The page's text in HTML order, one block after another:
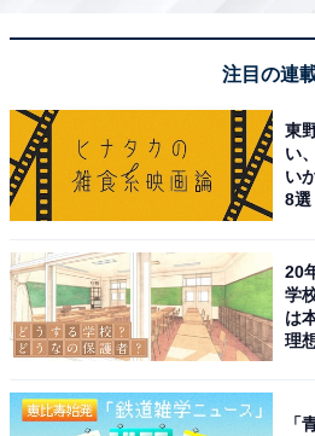
現象」なども危険
のアプリはおすすめがレコメン
た情報だけを目にしていると視
いのかの判断ができなくなって
注意が必要です。
「『みんなも同じような考えだ
んな』は、自分と同傾向にある
般常識とは異なることがありま
注目の連
東
い
い
8選
20
学
は
理
「